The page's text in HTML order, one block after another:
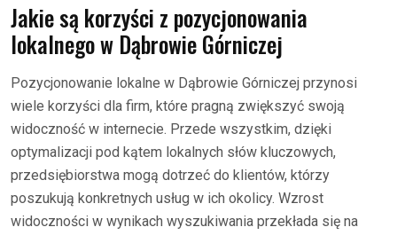
Jakie są korzyści z pozycjonowania
lokalnego w Dąbrowie Górniczej
Pozycjonowanie lokalne w Dąbrowie Górniczej przynosi
wiele korzyści dla firm, które pragną zwiększyć swoją
widoczność w internecie. Przede wszystkim, dzięki
optymalizacji pod kątem lokalnych słów kluczowych,
przedsiębiorstwa mogą dotrzeć do klientów, którzy
poszukują konkretnych usług w ich okolicy. Wzrost
widoczności w wynikach wyszukiwania przekłada się na